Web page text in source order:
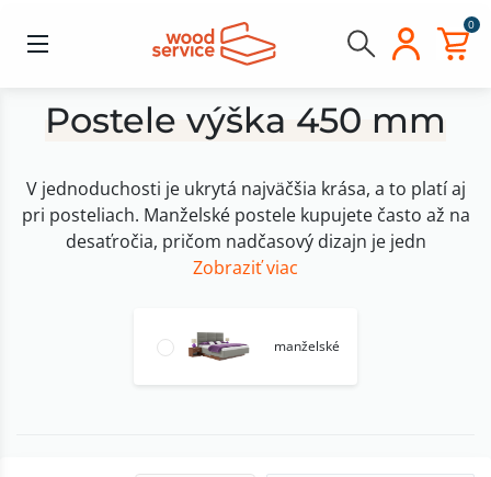
0
Postele výška 450 mm
V jednoduchosti je ukrytá najväčšia krása, a to platí aj
pri posteliach. Manželské postele kupujete často až na
desaťročia, pričom nadčasový dizajn je jedn
Zobraziť viac
manželské